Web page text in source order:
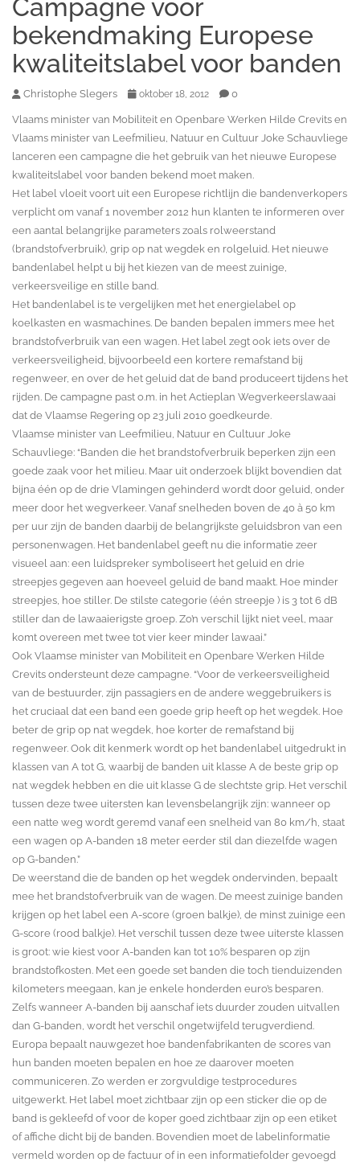
Campagne voor
bekendmaking Europese
kwaliteitslabel voor banden
Christophe Slegers oktober 18, 2012 0
Vlaams minister van Mobiliteit en Openbare Werken Hilde Crevits en
Vlaams minister van Leefmilieu, Natuur en Cultuur Joke Schauvliege
lanceren een campagne die het gebruik van het nieuwe Europese
kwaliteitslabel voor banden bekend moet maken.
Het label vloeit voort uit een Europese richtlijn die bandenverkopers
verplicht om vanaf 1 november 2012 hun klanten te informeren over
een aantal belangrijke parameters zoals rolweerstand
(brandstofverbruik), grip op nat wegdek en rolgeluid. Het nieuwe
bandenlabel helpt u bij het kiezen van de meest zuinige,
verkeersveilige en stille band.
Het bandenlabel is te vergelijken met het energielabel op
koelkasten en wasmachines. De banden bepalen immers mee het
brandstofverbruik van een wagen. Het label zegt ook iets over de
verkeersveiligheid, bijvoorbeeld een kortere remafstand bij
regenweer, en over de het geluid dat de band produceert tijdens het
rijden. De campagne past o.m. in het Actieplan Wegverkeerslawaai
dat de Vlaamse Regering op 23 juli 2010 goedkeurde.
Vlaamse minister van Leefmilieu, Natuur en Cultuur Joke
Schauvliege: “Banden die het brandstofverbruik beperken zijn een
goede zaak voor het milieu. Maar uit onderzoek blijkt bovendien dat
bijna één op de drie Vlamingen gehinderd wordt door geluid, onder
meer door het wegverkeer. Vanaf snelheden boven de 40 à 50 km
per uur zijn de banden daarbij de belangrijkste geluidsbron van een
personenwagen. Het bandenlabel geeft nu die informatie zeer
visueel aan: een luidspreker symboliseert het geluid en drie
streepjes gegeven aan hoeveel geluid de band maakt. Hoe minder
streepjes, hoe stiller. De stilste categorie (één streepje ) is 3 tot 6 dB
stiller dan de lawaaierigste groep. Zo’n verschil lijkt niet veel, maar
komt overeen met twee tot vier keer minder lawaai.”
Ook Vlaamse minister van Mobiliteit en Openbare Werken Hilde
Crevits ondersteunt deze campagne. “Voor de verkeersveiligheid
van de bestuurder, zijn passagiers en de andere weggebruikers is
het cruciaal dat een band een goede grip heeft op het wegdek. Hoe
beter de grip op nat wegdek, hoe korter de remafstand bij
regenweer. Ook dit kenmerk wordt op het bandenlabel uitgedrukt in
klassen van A tot G, waarbij de banden uit klasse A de beste grip op
nat wegdek hebben en die uit klasse G de slechtste grip. Het verschil
tussen deze twee uitersten kan levensbelangrijk zijn: wanneer op
een natte weg wordt geremd vanaf een snelheid van 80 km/h, staat
een wagen op A-banden 18 meter eerder stil dan diezelfde wagen
op G-banden.”
De weerstand die de banden op het wegdek ondervinden, bepaalt
mee het brandstofverbruik van de wagen. De meest zuinige banden
krijgen op het label een A-score (groen balkje), de minst zuinige een
G-score (rood balkje). Het verschil tussen deze twee uiterste klassen
is groot: wie kiest voor A-banden kan tot 10% besparen op zijn
brandstofkosten. Met een goede set banden die toch tienduizenden
kilometers meegaan, kan je enkele honderden euro’s besparen.
Zelfs wanneer A-banden bij aanschaf iets duurder zouden uitvallen
dan G-banden, wordt het verschil ongetwijfeld terugverdiend.
Europa bepaalt nauwgezet hoe bandenfabrikanten de scores van
hun banden moeten bepalen en hoe ze daarover moeten
communiceren. Zo werden er zorgvuldige testprocedures
uitgewerkt. Het label moet zichtbaar zijn op een sticker die op de
band is gekleefd of voor de koper goed zichtbaar zijn op een etiket
of affiche dicht bij de banden. Bovendien moet de labelinformatie
vermeld worden op de factuur of in een informatiefolder gevoegd